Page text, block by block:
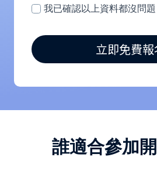
我已確認以上資料都沒問題
立即免費報
誰適合參加